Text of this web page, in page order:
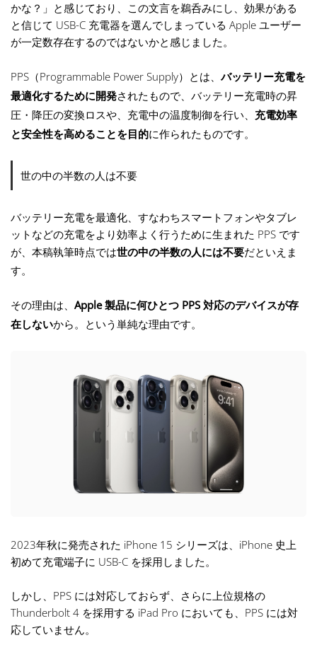
かな？」と感じており、この文言を鵜呑みにし、効果がある
と信じて USB-C 充電器を選んでしまっている Apple ユーザー
が一定数存在するのではないかと感じました。
PPS（Programmable Power Supply）とは、バッテリー充電を
最適化するために開発されたもので、バッテリー充電時の昇
圧・降圧の変換ロスや、充電中の温度制御を行い、 充電効率
と安全性を高めることを目的に作られたものです。
世の中の半数の人は不要
バッテリー充電を最適化、すなわちスマートフォンやタブレ
ットなどの充電をより効率よく行うために生まれた PPS です
が、本稿執筆時点では世の中の半数の人には不要だといえま
す。
その理由は、 Apple 製品に何ひとつ PPS 対応のデバイスが存
在しないから。という単純な理由です。
2023年秋に発売された iPhone 15 シリーズは、iPhone 史上
初めて充電端子に USB-C を採用しました。
しかし、PPS には対応しておらず、さらに上位規格の
Thunderbolt 4 を採用する iPad Pro においても、PPS には対
応していません。